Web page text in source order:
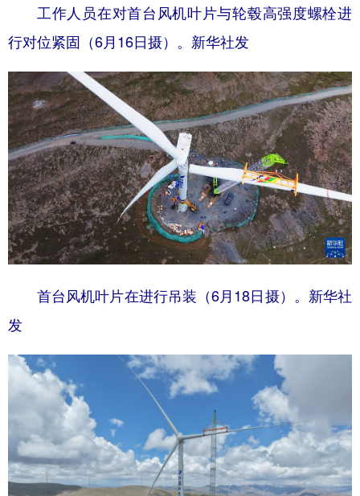
工作人员在对首台风机叶片与轮毂高强度螺栓进
行对位紧固（6月16日摄）。新华社发
首台风机叶片在进行吊装（6月18日摄）。新华社
发